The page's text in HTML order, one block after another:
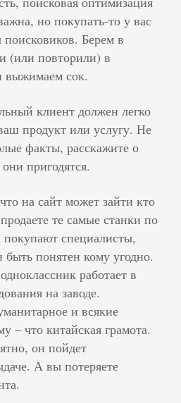
но покупать-то у вас
Берем в
(или повторили) в
выжимаем сок.
клиент должен легко
продукт или услугу. Не
факты, расскажите о
пригодятся.
на сайт может зайти кто
те самые станки по
покупают специалисты,
понятен кому угодно.
работает в
на заводе.
и всякие
– что китайская грамота.
он пойдет
А вы потеряете